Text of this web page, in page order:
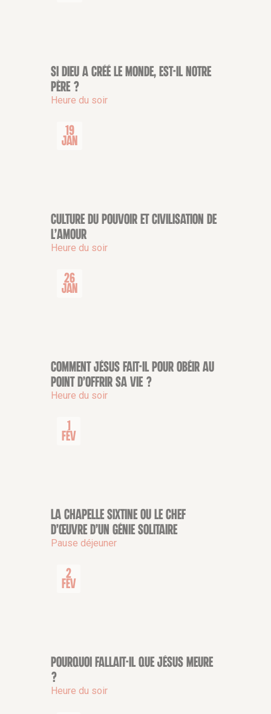
CONFÉRENCE
Si Dieu a créé le monde, est-il notre
Père ?
Heure du soir
19
Jan
CONFÉRENCE
Culture du pouvoir et civilisation de
l’amour
Heure du soir
26
Jan
CONFÉRENCE
Comment Jésus fait-il pour obéir au
point d’offrir sa vie ?
Heure du soir
1
Fév
CONFÉRENCE
La Chapelle Sixtine ou le chef
d’œuvre d’un génie solitaire
Pause déjeuner
2
Fév
CONFÉRENCE
Pourquoi fallait-il que Jésus meure
?
Heure du soir